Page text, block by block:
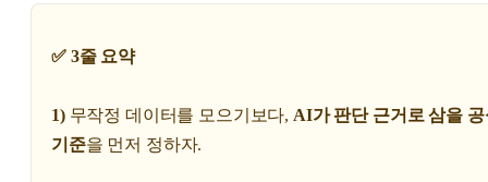
✅ 3줄 요약
1) 무작정 데이터를 모으기보다, AI가 판단 근거로 삼을 공
기준을 먼저 정하자.